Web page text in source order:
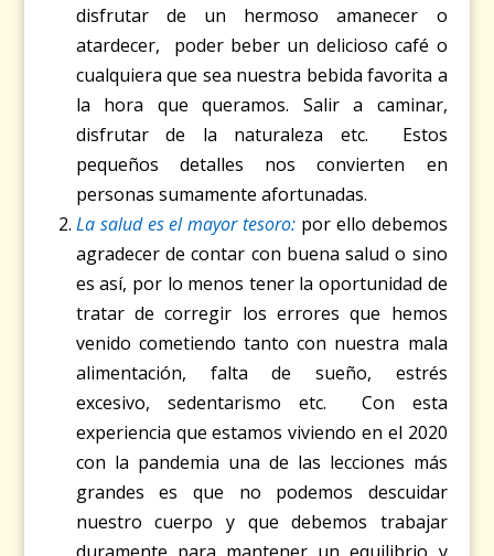
disfrutar de un hermoso amanecer o
atardecer, poder beber un delicioso café o
cualquiera que sea nuestra bebida favorita a
la hora que queramos. Salir a caminar,
disfrutar de la naturaleza etc. Estos
pequeños detalles nos convierten en
personas sumamente afortunadas.
La salud es el mayor tesoro: por ello debemos
agradecer de contar con buena salud o sino
es así, por lo menos tener la oportunidad de
tratar de corregir los errores que hemos
venido cometiendo tanto con nuestra mala
alimentación, falta de sueño, estrés
excesivo, sedentarismo etc. Con esta
experiencia que estamos viviendo en el 2020
con la pandemia una de las lecciones más
grandes es que no podemos descuidar
nuestro cuerpo y que debemos trabajar